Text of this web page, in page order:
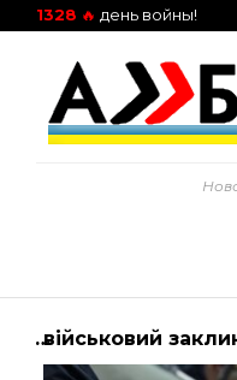
1328 🔥 день войны!
Президент Украины Владимир Зеленский встретился с министром